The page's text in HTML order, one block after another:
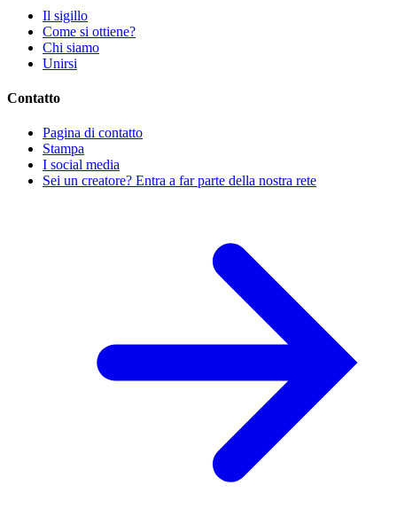
Il sigillo
Come si ottiene?
Chi siamo
Unirsi
Contatto
Pagina di contatto
Stampa
I social media
Sei un creatore? Entra a far parte della nostra rete